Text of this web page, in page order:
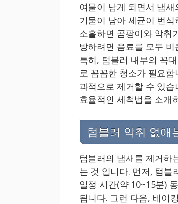
여물이 남게 되면서 냄
기물이 남아 세균이 번
소홀하면 곰팡이와 악취
방하려면 음료를 모두
특히, 텀블러 내부의 꼭
로 꼼꼼한 청소가 필요
과적으로 제거할 수 있
효율적인 세척법을 소개
텀블러 악취 없애
텀블러의 냄새를 제거하
는 것 입니다. 먼저, 텀블
일정 시간(약 10~15분)
됩니다. 그런 다음, 베이